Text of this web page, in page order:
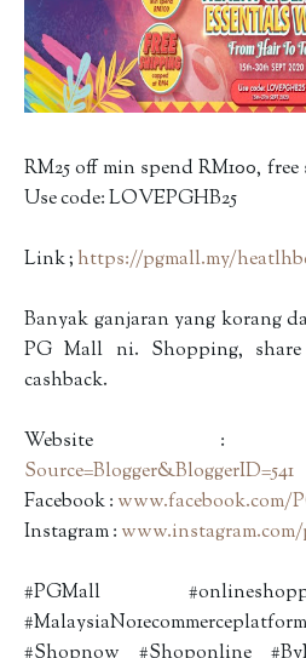
RM25 off min spend RM100,
Use code: LOVEPGHB25
Link ; https://pgmall.my/
Banyak ganjaran yang korang
PG Mall ni. Shopping,
cashback.
Website
Source=Blogger&BloggerID=541
Facebook : www.facebook.com/
Instagram :
#PGMall